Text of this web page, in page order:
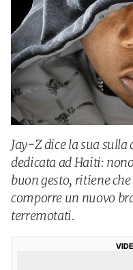
Jay-Z dice la sua sulla
dedicata ad Haiti:
buon gesto, ritiene
comporre un nuovo
terremotati.